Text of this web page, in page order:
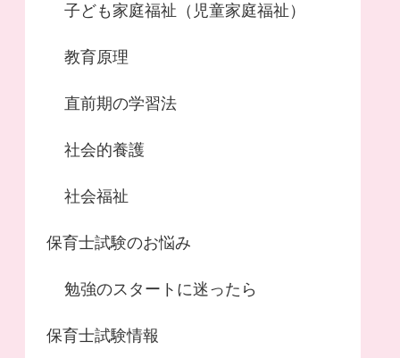
子ども家庭福祉（児童家庭福祉）
教育原理
直前期の学習法
社会的養護
社会福祉
保育士試験のお悩み
勉強のスタートに迷ったら
保育士試験情報